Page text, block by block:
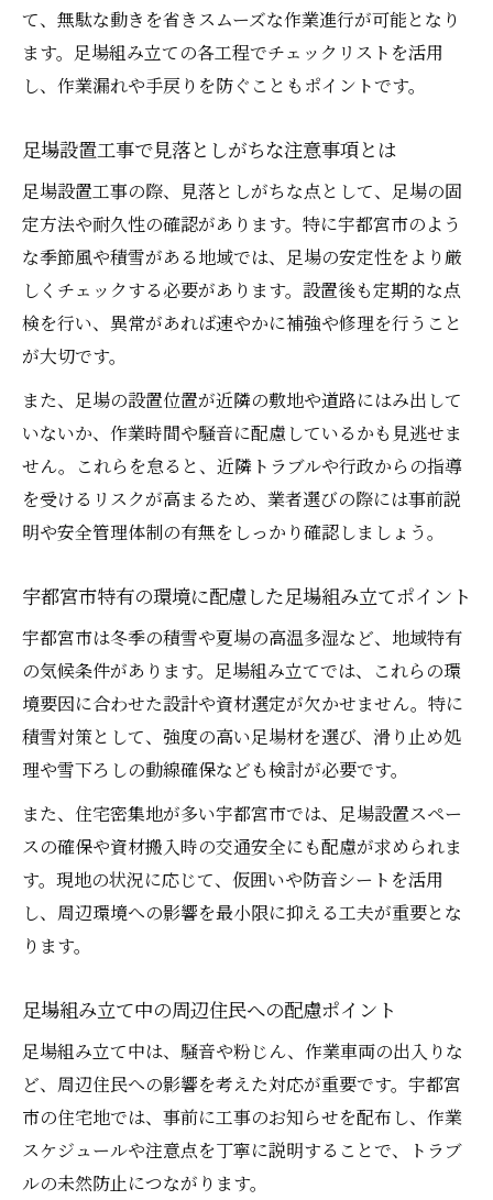
て、無駄な動きを省きスムーズな作業進行が可能となり
ます。足場組み立ての各工程でチェックリストを活用
し、作業漏れや手戻りを防ぐこともポイントです。
足場設置工事で見落としがちな注意事項とは
足場設置工事の際、見落としがちな点として、足場の固
定方法や耐久性の確認があります。特に宇都宮市のよう
な季節風や積雪がある地域では、足場の安定性をより厳
しくチェックする必要があります。設置後も定期的な点
検を行い、異常があれば速やかに補強や修理を行うこと
が大切です。
また、足場の設置位置が近隣の敷地や道路にはみ出して
いないか、作業時間や騒音に配慮しているかも見逃せま
せん。これらを怠ると、近隣トラブルや行政からの指導
を受けるリスクが高まるため、業者選びの際には事前説
明や安全管理体制の有無をしっかり確認しましょう。
宇都宮市特有の環境に配慮した足場組み立てポイント
宇都宮市は冬季の積雪や夏場の高温多湿など、地域特有
の気候条件があります。足場組み立てでは、これらの環
境要因に合わせた設計や資材選定が欠かせません。特に
積雪対策として、強度の高い足場材を選び、滑り止め処
理や雪下ろしの動線確保なども検討が必要です。
また、住宅密集地が多い宇都宮市では、足場設置スペー
スの確保や資材搬入時の交通安全にも配慮が求められま
す。現地の状況に応じて、仮囲いや防音シートを活用
し、周辺環境への影響を最小限に抑える工夫が重要とな
ります。
足場組み立て中の周辺住民への配慮ポイント
足場組み立て中は、騒音や粉じん、作業車両の出入りな
ど、周辺住民への影響を考えた対応が重要です。宇都宮
市の住宅地では、事前に工事のお知らせを配布し、作業
スケジュールや注意点を丁寧に説明することで、トラブ
ルの未然防止につながります。